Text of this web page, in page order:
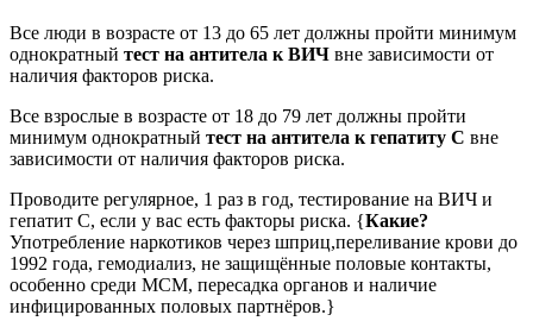
Все люди в возрасте от 13 до 65 лет должны пройти минимум
однократный тест на антитела к ВИЧ вне зависимости от
наличия факторов риска.
Все взрослые в возрасте от 18 до 79 лет должны пройти
минимум однократный тест на антитела к гепатиту С вне
зависимости от наличия факторов риска.
Проводите регулярное, 1 раз в год, тестирование на ВИЧ и
гепатит С, если у вас есть факторы риска. {Какие?
Употребление наркотиков через шприц,переливание крови до
1992 года, гемодиализ, не защищённые половые контакты,
особенно среди МСМ, пересадка органов и наличие
инфицированных половых партнёров.}